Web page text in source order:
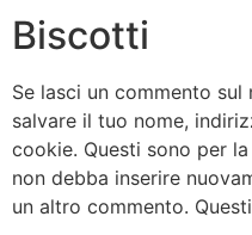
Biscotti
Se lasci un commento
salvare il tuo nome,
cookie. Questi sono per
non debba inserire
un altro commento.